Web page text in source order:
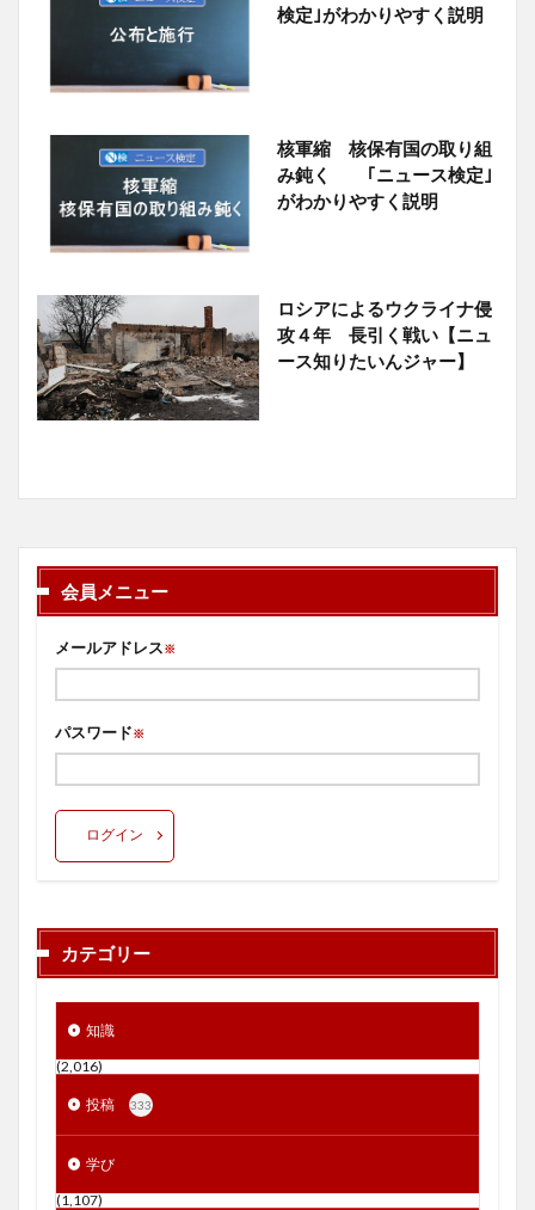
検定｣がわかりやすく説明
核軍縮 核保有国の取り組
み鈍く ｢ニュース検定｣
がわかりやすく説明
ロシアによるウクライナ侵
攻４年 長引く戦い【ニュ
ース知りたいんジャー】
会員メニュー
メールアドレス※
パスワード※
ログイン
カテゴリー
知識
(2,016)
投稿 333
学び
(1,107)